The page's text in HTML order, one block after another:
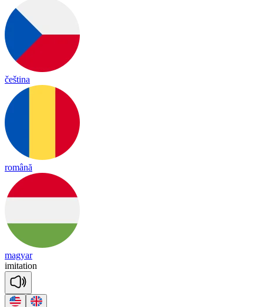
čeština
română
magyar
imitation